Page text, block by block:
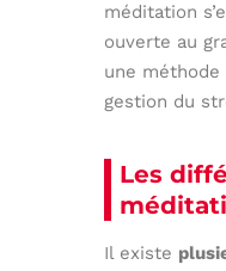
méditation
ouverte au
une
gestion du
Les
Il existe